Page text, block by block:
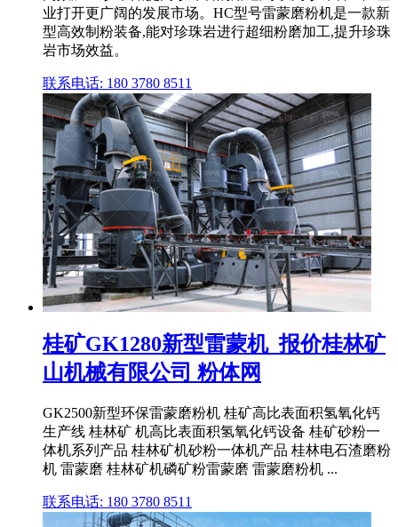
业打开更广阔的发展市场。HC型号雷蒙磨粉机是一款新
型高效制粉装备,能对珍珠岩进行超细粉磨加工,提升珍珠
岩市场效益。
联系电话: 180 3780 8511
桂矿GK1280新型雷蒙机_报价桂林矿
山机械有限公司 粉体网
GK2500新型环保雷蒙磨粉机 桂矿高比表面积氢氧化钙
生产线 桂林矿 机高比表面积氢氧化钙设备 桂矿砂粉一
体机系列产品 桂林矿机砂粉一体机产品 桂林电石渣磨粉
机 雷蒙磨 桂林矿机磷矿粉雷蒙磨 雷蒙磨粉机 ...
联系电话: 180 3780 8511